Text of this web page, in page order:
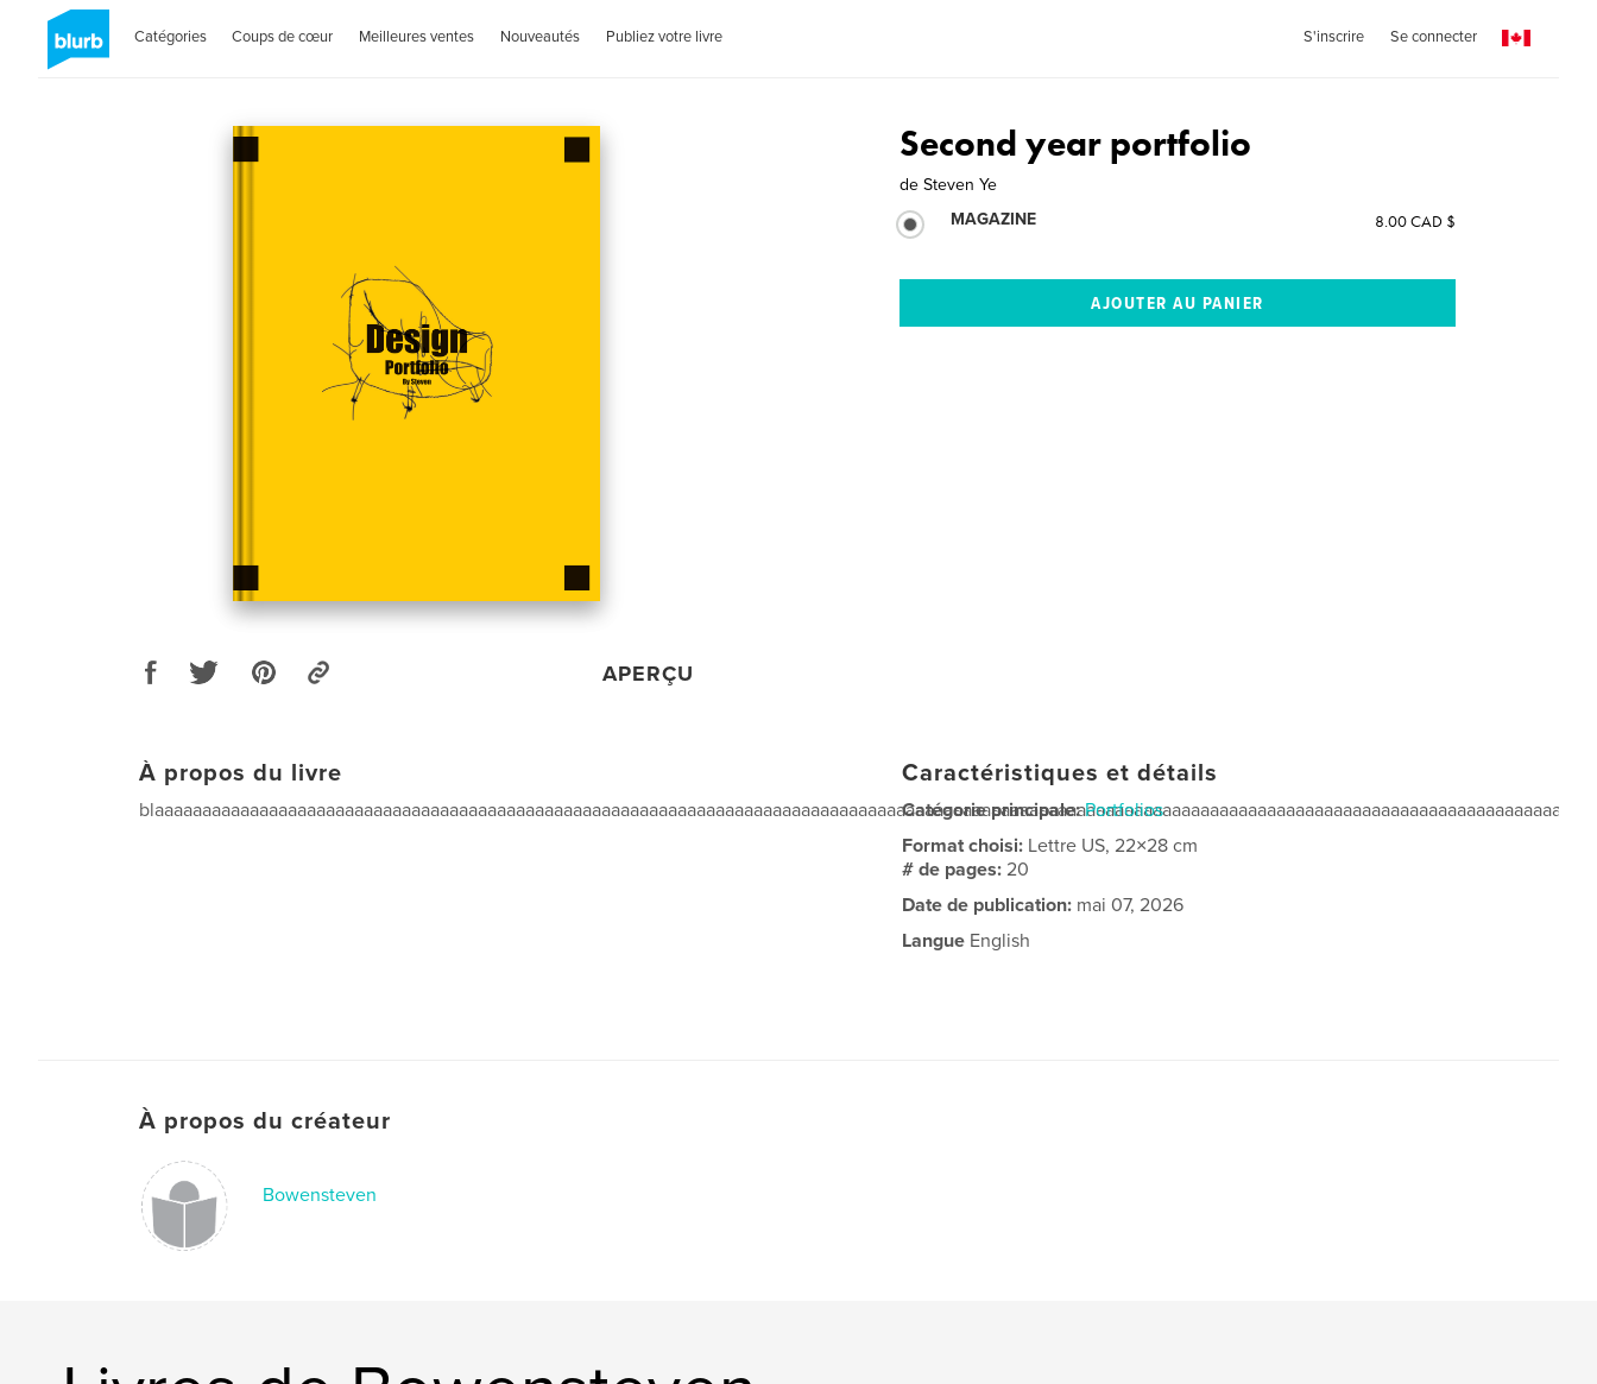
Catégories Coups de cœur Meilleures ventes Nouveautés Publiez votre livre S'inscrire Se connecter
APERÇU
Second year portfolio
de Steven Ye
MAGAZINE
8.00 CAD $
À propos du livre Caractéristiques et détails
Catégorie principale: Portfolios
Format choisi: Lettre US, 22×28 cm
# de pages: 20
Date de publication:mai 07, 2026
LangueEnglish
À propos du créateur
Bowensteven